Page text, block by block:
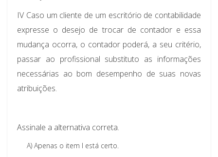
IV Caso um cliente de um escritório de contabilidade
expresse o desejo de trocar de contador e essa
mudança ocorra, o contador poderá, a seu critério,
passar ao profissional substituto as informações
necessárias ao bom desempenho de suas novas
atribuições.
Assinale a alternativa correta.
A) Apenas o item I está certo.